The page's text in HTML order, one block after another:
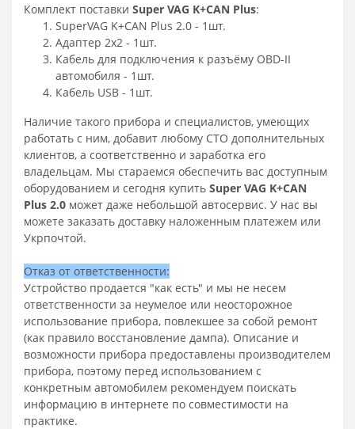
Комплект поставки Super VAG K+CAN Plus:
SuperVAG K+CAN Plus 2.0 - 1шт.
Адаптер 2x2 - 1шт.
Кабель для подключения к разъёму OBD-II
автомобиля - 1шт.
Кабель USB - 1шт.
Наличие такого прибора и специалистов, умеющих
работать с ним, добавит любому СТО дополнительных
клиентов, а соответственно и заработка его
владельцам. Мы стараемся обеспечить вас доступным
оборудованием и сегодня купить Super VAG K+CAN
Plus 2.0 может даже небольшой автосервис. У нас вы
можете заказать доставку наложенным платежем или
Укрпочтой.
Отказ от ответственности:
Устройство продается "как есть" и мы не несем
ответственности за неумелое или неосторожное
использование прибора, повлекшее за собой ремонт
(как правило восстановление дампа). Описание и
возможности прибора предоставлены производителем
прибора, поэтому перед использованием с
конкретным автомобилем рекомендуем поискать
информацию в интернете по совместимости на
практике.